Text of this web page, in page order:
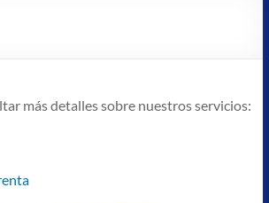
más detalles sobre nuestros servicios: